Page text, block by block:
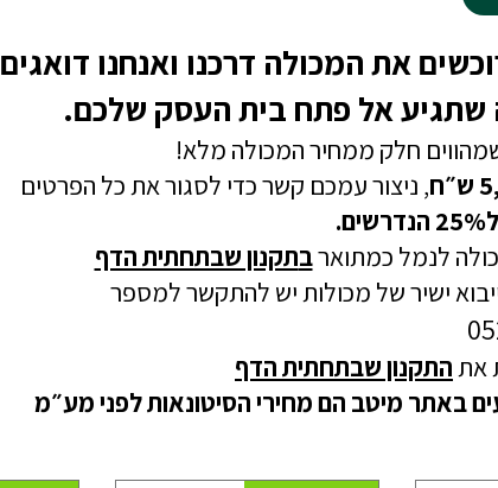
את המכולה דרכנו ואנחנו דואגים
שתגיע אל פתח בית העסק שלכם.
חלק ממחיר המכולה מלא!
, ניצור עמכם קשר כדי לסגור את כל הפרטים
לנמל כמתוארבתקנון שבתחתית הדף
ישיר של מכולות יש להתקשר למספר
אתהתקנון שבתחתית הדף
באתר מיטב הם מחירי הסיטונאות לפני מע״מ